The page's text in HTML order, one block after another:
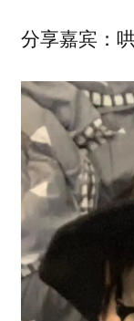
分享嘉宾：